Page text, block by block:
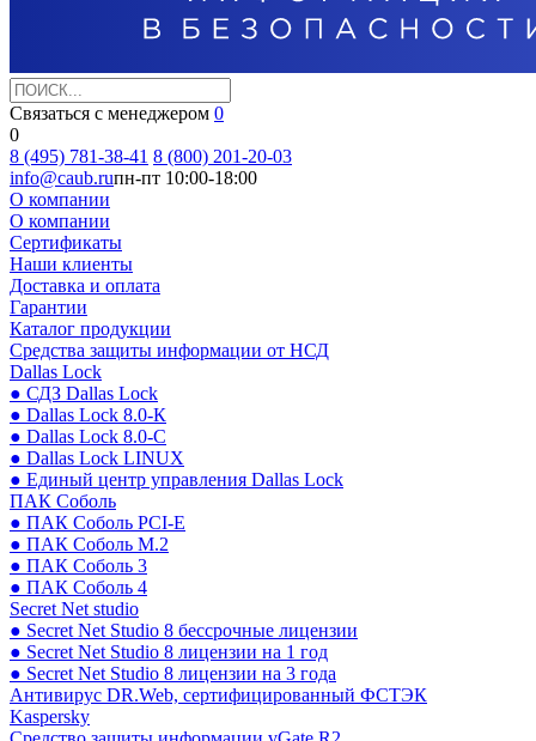
Связаться с менеджером 0
0
8 (495) 781-38-41 8 (800) 201-20-03
info@caub.ruпн-пт 10:00-18:00
О компании
О компании
Сертификаты
Наши клиенты
Доставка и оплата
Гарантии
Каталог продукции
Средства защиты информации от НСД
Dallas Lock
● СДЗ Dallas Lock
● Dallas Lock 8.0-К
● Dallas Lock 8.0-С
● Dallas Lock LINUX
● Единый центр управления Dallas Lock
ПАК Соболь
● ПАК Соболь PCI-E
● ПАК Соболь М.2
● ПАК Соболь 3
● ПАК Соболь 4
Secret Net studio
● Secret Net Studio 8 бессрочные лицензии
● Secret Net Studio 8 лицензии на 1 год
● Secret Net Studio 8 лицензии на 3 года
Антивирус DR.Web, сертифицированный ФСТЭК
Kaspersky